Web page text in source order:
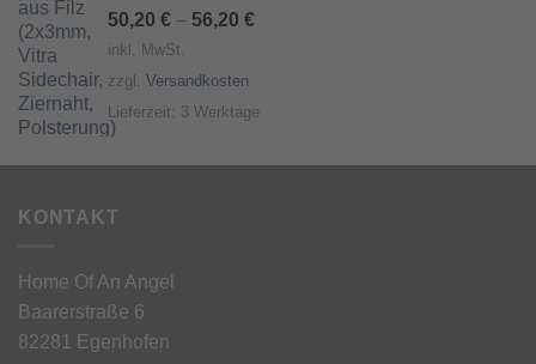
50,20 € – 56,20 €
inkl. MwSt.
zzgl. Versandkosten
Lieferzeit: 3 Werktage
KONTAKT
Home Of An Angel
Baarerstraße 6
82281 Egenhofen